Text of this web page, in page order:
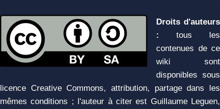
Droits d'auteurs
:
tous les
contenues de ce
wiki sont
disponibles sous
licence Creative Commons, attribution, partage dans les
mêmes conditions ; l'auteur à citer est Guillaume Leguen,